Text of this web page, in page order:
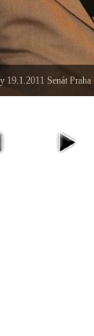
19.1.2011 Senát Praha